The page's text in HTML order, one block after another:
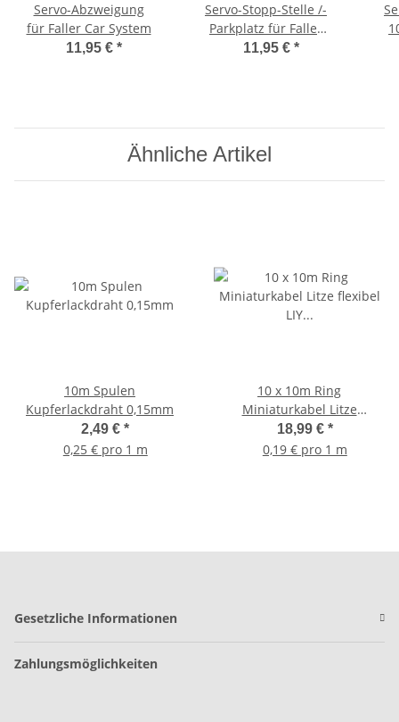
Servo-Abzweigung
für Faller Car System
11,95 €*
Servo-Stopp-Stelle /-
Parkplatz für Faller
Car System
11,95 €*
Ähnliche Artikel
10m Spulen
Kupferlackdraht 0,15mm
2,49 €*
0,25 € pro 1 m
10 x 10m Ring
Miniaturkabel Litze
flexibel LIY 0,14mm² - Set
18,99 € *
0,19 € pro 1 m
Gesetzliche Informationen
Zahlungsmöglichkeiten